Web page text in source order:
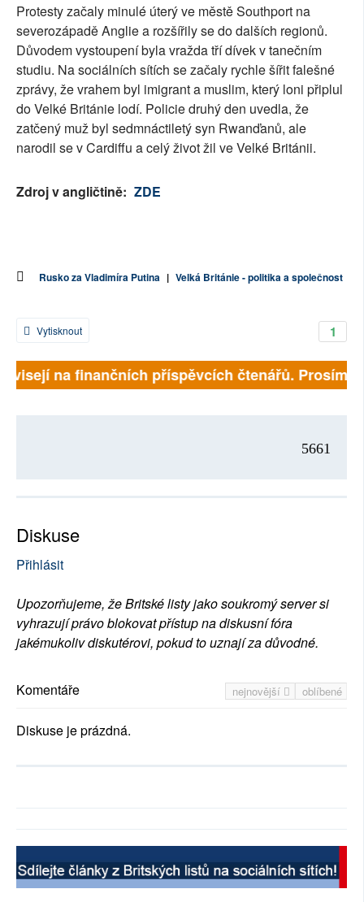
Protesty začaly minulé úterý ve městě Southport na
severozápadě Anglie a rozšířily se do dalších regionů.
Důvodem vystoupení byla vražda tří dívek v tanečním
studiu. Na sociálních sítích se začaly rychle šířit falešné
zprávy, že vrahem byl imigrant a muslim, který loni připlul
do Velké Británie lodí. Policie druhý den uvedla, že
zatčený muž byl sedmnáctiletý syn Rwanďanů, ale
narodil se v Cardiffu a celý život žil ve Velké Británii.
Zdroj v angličtině: ZDE
Rusko za Vladimíra Putina | Velká Británie - politika a společnost
1
Vytisknout
na finančních příspěvcích čtenářů. Prosíme,
5661
Diskuse
Přihlásit
Upozorňujeme, že Britské listy jako soukromý server si
vyhrazují právo blokovat přístup na diskusní fóra
jakémukoliv diskutérovi, pokud to uznají za důvodné.
nejnovější oblíbené
Komentáře
Diskuse je prázdná.